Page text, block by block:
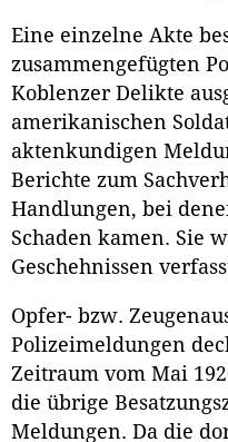
Eine einzelne Akte
zusammengefügten
Koblenzer Delikte
amerikanischen
aktenkundigen
Berichte zum
Handlungen, bei
Schaden kamen. Sie
Geschehnissen
Opfer- bzw.
Polizeimeldungen
Zeitraum vom Mai
die übrige
Meldungen. Da die